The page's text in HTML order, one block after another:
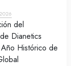
del
Dianetics
Histórico de